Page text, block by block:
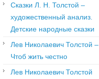
Сказки Л. Н. Толстой –
художественный анализ.
Детские народные сказки
Лев Николаевич Толстой –
Чтоб жить честно
Лев Николаевич Толстой